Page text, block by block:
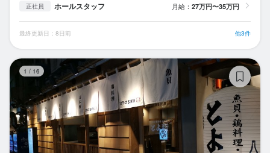
正社員 ホールスタッフ 月給： 27万円〜35万円
最終更新日：8日前 他3件
1 / 16